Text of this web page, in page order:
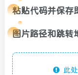
粘贴代码并保存
图片路径和跳转
此处